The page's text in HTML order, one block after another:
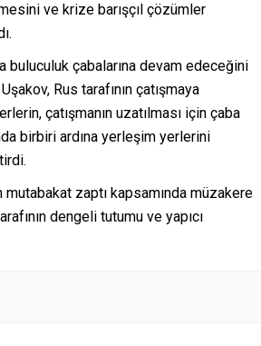
ve krize barışçıl çözümler
buluculuk çabalarına devam edeceğini
Rus tarafının çatışmaya
çatışmanın uzatılması için çaba
birbiri ardına yerleşim yerlerini
mutabakat zaptı kapsamında müzakere
dengeli tutumu ve yapıcı